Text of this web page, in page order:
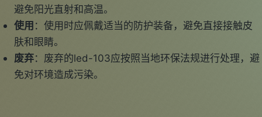
避免阳光直射和高温。
使用 ：使用时应佩戴适当的防护装备，避免直接接触皮
肤和眼睛。
废弃：废弃的led-103应按照当地环保法规进行处理，避
免对环境造成污染。